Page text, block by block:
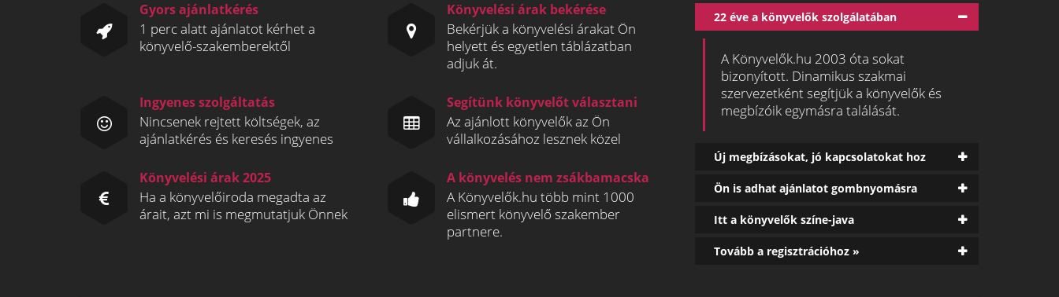
Gyors ajánlatkérés
1 perc alatt ajánlatot kérhet a
könyvelő-szakemberektől
Könyvelési árak bekérése
Bekérjük a könyvelési árakat Ön
helyett és egyetlen táblázatban
adjuk át.
Ingyenes szolgáltatás
Nincsenek rejtett költségek, az
ajánlatkérés és keresés ingyenes
Segítünk könyvelőt választani
Az ajánlott könyvelők az Ön
vállalkozásához lesznek közel
Könyvelési árak 2025
Ha a könyvelőiroda megadta az
árait, azt mi is megmutatjuk Önnek
A könyvelés nem zsákbamacska
A Könyvelők.hu több mint 1000
elismert könyvelő szakember
partnere.
22 éve a könyvelők szolgálatában
A Könyvelők.hu 2003 óta sokat
bizonyított. Dinamikus szakmai
szervezetként segítjük a könyvelők és
megbízóik egymásra találását.
Új megbízásokat, jó kapcsolatokat hoz
Ön is adhat ajánlatot gombnyomásra
Itt a könyvelők színe-java
Tovább a regisztrációhoz »